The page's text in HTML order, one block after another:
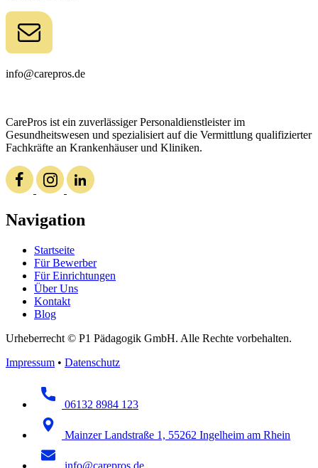
info@carepros.de
CarePros ist ein zuverlässiger Personaldienstleister im
Gesundheitswesen und spezialisiert auf die Vermittlung qualifizierter
Fachkräfte an Krankenhäuser und Kliniken.
Navigation
Startseite
Für Bewerber
Für Einrichtungen
Über Uns
Kontakt
Blog
Urheberrecht © P1 Pädagogik GmbH. Alle Rechte vorbehalten.
Impressum • Datenschutz
06132 8984 123
Mainzer Landstraße 1, 55262 Ingelheim am Rhein
info@carepros.de